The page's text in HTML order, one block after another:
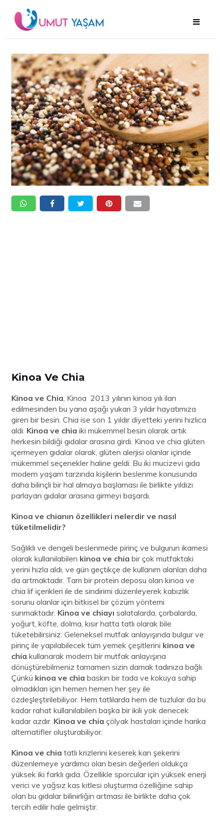
Kinoa Ve Chia
Kinoa ve Chia, Kinoa 2013 yılının kinoa yılı ilan
edilmesinden bu yana aşağı yukarı 3 yıldır hayatımıza
giren bir besin. Chia ise son 1 yıldır diyetteki yerini hızlıca
aldı. Kinoa ve chia iki mükemmel besin olarak artık
herkesin bildiği gıdalar arasına girdi. Kinoa ve chia glüten
içermeyen gıdalar olarak, glüten alerjisi olanlar içinde
mükemmel seçenekler haline geldi. Bu iki mucizevi gıda
modern yaşam tarzında kişilerin beslenme konusunda
daha bilinçli bir hal almaya başlaması ile birlikte yıldızı
parlayan gıdalar arasına girmeyi başardı.
Kinoa ve chianın özellikleri nelerdir ve nasıl
tüketilmelidir?
Sağlıklı ve dengeli beslenmede pirinç ve bulgurun ikamesi
olarak kullanılabilen kinoa ve chia bir çok mutfaktaki
yerini hızla aldı, ve gün geçtikçe de kullanım alanları daha
da artmaktadır. Tam bir protein deposu olan kinoa ve
chia lif içerikleri ile de sindirimi düzenleyerek kabızlık
sorunu olanlar için bitkisel bir çözüm yöntemi
sunmaktadır. Kinoa ve chiayı salatalarda, çorbalarda,
yoğurt, köfte, dolma, kısır hatta tatlı olarak bile
tüketebilirsiniz. Geleneksel mutfak anlayışında bulgur ve
pirinç ile yapılabilecek tüm yemek çeşitlerini kinoa ve
chia kullanarak modern bir mutfak anlayışına
dönüştürebilmeniz tamamen sizin damak tadınıza bağlı.
Çünkü kinoa ve chia baskın bir tada ve kokuya sahip
olmadıkları için hemen hemen her şey ile
özdeşleştirilebiliyor. Hem tatlılarda hem de tuzlular da bu
kadar rahat kullanılabilen başka bir ikili yok denecek
kadar azdır. Kinoa ve chia çölyak hastaları içinde harika
alternatifler oluşturabiliyor.
Kinoa ve chia tatlı krizlerini keserek kan şekerini
düzenlemeye yardımcı olan besin değerleri oldukça
yüksek iki farklı gıda. Özellikle sporcular için yüksek enerji
verici ve yağsız kas kitlesi oluşturma özelliğine sahip
olan bu gıdalar bilinirliğin artması ile birlikte daha çok
tercih edilir hale gelmiştir.